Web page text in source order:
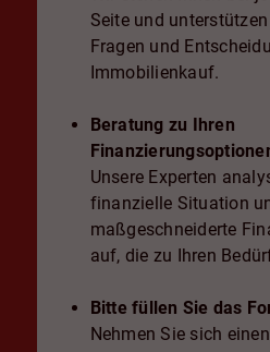
Seite und
Fragen und
Immobilienkauf.
Beratung zu Ihren
Unsere Experten
finanzielle Situation
maßgeschneiderte
auf, die zu Ihren
Bitte füllen Sie das
Nehmen Sie sich